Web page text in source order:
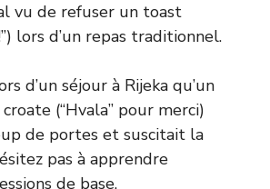
vu de refuser un toast
lors d’un repas traditionnel.
d’un séjour à Rijeka qu’un
(“Hvala” pour merci)
de portes et suscitait la
pas à apprendre
de base.